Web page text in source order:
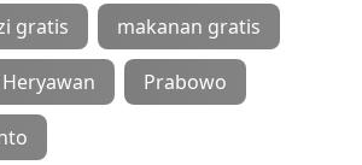
gratis makanan gratis
Prabowo